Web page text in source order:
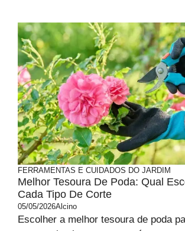
FERRAMENTAS E CUIDADOS DO JARDIM
Melhor Tesoura De Poda: Qual
Cada Tipo De Corte
05/05/2026Alcino
Escolher a melhor tesoura de poda